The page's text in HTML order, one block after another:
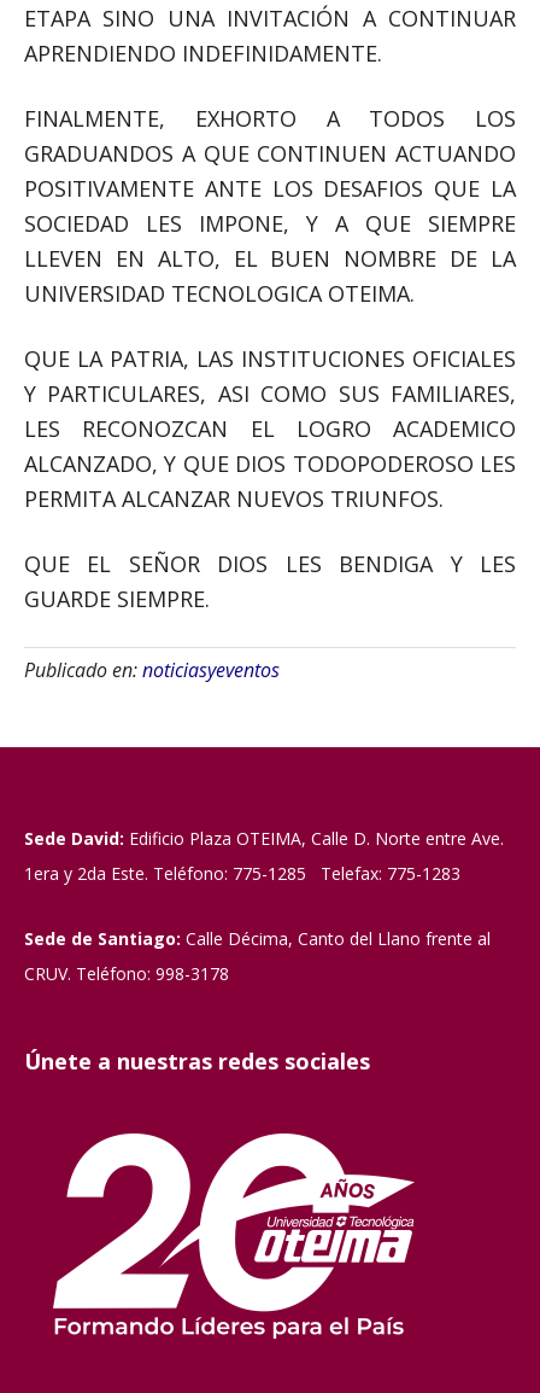
ETAPA SINO UNA INVITACIÓN A CONTINUAR
APRENDIENDO INDEFINIDAMENTE.
FINALMENTE, EXHORTO A TODOS LOS
GRADUANDOS A QUE CONTINUEN ACTUANDO
POSITIVAMENTE ANTE LOS DESAFIOS QUE LA
SOCIEDAD LES IMPONE, Y A QUE SIEMPRE
LLEVEN EN ALTO, EL BUEN NOMBRE DE LA
UNIVERSIDAD TECNOLOGICA OTEIMA.
QUE LA PATRIA, LAS INSTITUCIONES OFICIALES
Y PARTICULARES, ASI COMO SUS FAMILIARES,
LES RECONOZCAN EL LOGRO ACADEMICO
ALCANZADO, Y QUE DIOS TODOPODEROSO LES
PERMITA ALCANZAR NUEVOS TRIUNFOS.
QUE EL SEÑOR DIOS LES BENDIGA Y LES
GUARDE SIEMPRE.
Publicado en:noticiasyeventos
Sede David: Edificio Plaza OTEIMA, Calle D. Norte entre Ave.
1era y 2da Este. Teléfono: 775-1285 Telefax: 775-1283
Sede de Santiago: Calle Décima, Canto del Llano frente al
CRUV. Teléfono: 998-3178
Únete a nuestras redes sociales